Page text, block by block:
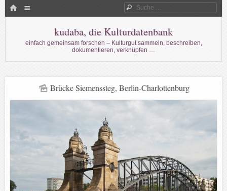
HOME Suche
kudaba, die Kulturdatenbank
einfach gemeinsam forschen – Kulturgut sammeln, beschreiben,
dokumentieren, verknüpfen …
Brücke Siemenssteg, Berlin-Charlottenburg